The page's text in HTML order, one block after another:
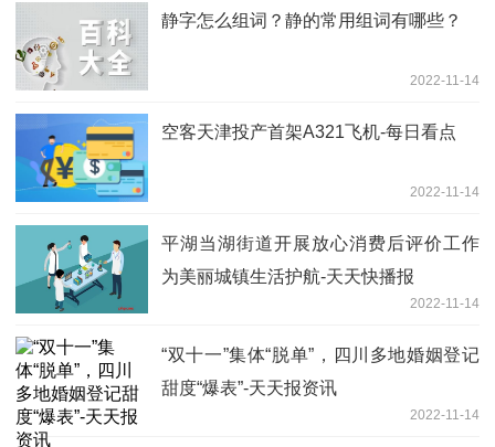
静字怎么组词？静的常用组词有哪些？
2022-11-14
空客天津投产首架A321飞机-每日看点
2022-11-14
平湖当湖街道开展放心消费后评价工作
为美丽城镇生活护航-天天快播报
2022-11-14
“​双十一”集体“脱单”，四川多地婚姻登记
甜度“爆表”-天天报资讯
2022-11-14